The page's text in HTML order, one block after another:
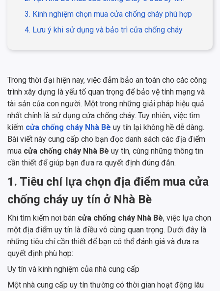
3. Kinh nghiệm chọn mua cửa chống cháy phù hợp
4. Lưu ý khi sử dụng và bảo trì cửa chống cháy
Trong thời đại hiện nay, việc đảm bảo an toàn cho các công
trình xây dựng là yếu tố quan trọng để bảo vệ tính mạng và
tài sản của con người. Một trong những giải pháp hiệu quả
nhất chính là sử dụng cửa chống cháy. Tuy nhiên, việc tìm
kiếm cửa chống cháy Nhà Bè uy tín lại không hề dễ dàng.
Bài viết này cung cấp cho bạn đọc danh sách các địa điểm
mua cửa chống cháy Nhà Bè uy tín, cùng những thông tin
cần thiết để giúp bạn đưa ra quyết định đúng đắn.
1. Tiêu chí lựa chọn địa điểm mua cửa
chống cháy uy tín ở Nhà Bè
Khi tìm kiếm nơi bán cửa chống cháy Nhà Bè, việc lựa chọn
một địa điểm uy tín là điều vô cùng quan trọng. Dưới đây là
những tiêu chí cần thiết để bạn có thể đánh giá và đưa ra
quyết định phù hợp:
Uy tín và kinh nghiệm của nhà cung cấp
Một nhà cung cấp uy tín thường có thời gian hoạt động lâu